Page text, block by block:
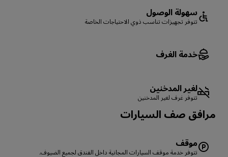
سهولة الوصول
تتوفر تجهيزات تناسب ذوي الاحتياجات الخاصة
خدمة الغرف
لغير المدخنين
تتوفر غرف لغير المدخنين
‏‫مرافق صف السيارات
موقف
تتوفر خدمة موقف السيارات المجانية داخل الفندق لجميع الضيوف.